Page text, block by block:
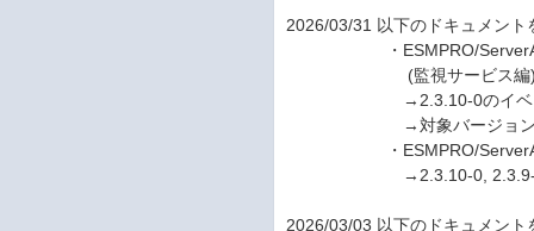
2026/03/31 以下のドキュメント
・ESMPRO/
(監視サービス編)と
→2.3.10-0のイベン
→対象バージョン「
・ESMPRO/
→2.3.10-0, 2.3.9-0の
2026/03/03 以下のドキュメント